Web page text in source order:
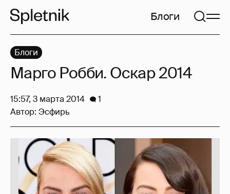
Блоги
Блоги
Марго Робби. Оскар 2014
15:57, 3 марта 2014
1
Автор: Эсфирь